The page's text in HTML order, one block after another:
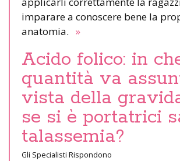
imparare a conoscere bene la
anatomia. »
Acido folico: in
quantità va
vista della
se si è portatrici
talassemia?
Gli Specialisti Rispondono